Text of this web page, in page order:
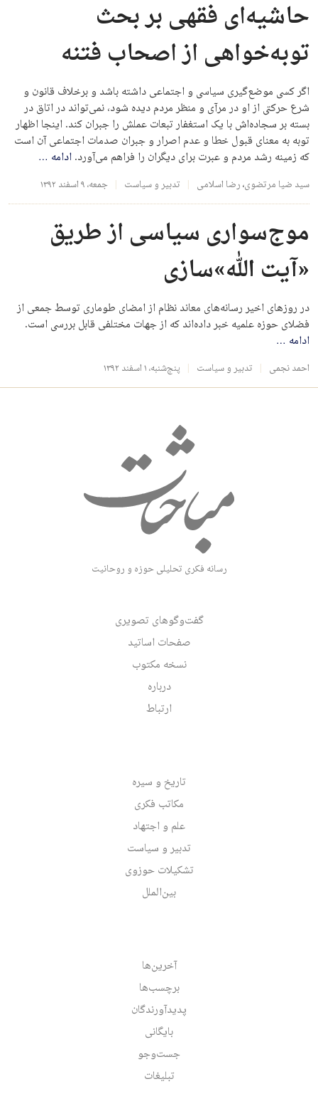
حاشیه‌ای فقهی بر بحث
توبه‌خواهی از اصحاب فتنه
اگر کسی موضع‌گیری سیاسی و اجتماعی داشته باشد و برخلاف قانون و
شرع حرکتی از او در مرآی و منظر مردم دیده شود، نمی‌تواند در اتاق در
بسته بر سجاده‌اش با یک استغفار تبعات عملش را جبران کند. اینجا اظهار
توبه به معنای قبول خطا و عدم اصرار و جبران صدمات اجتماعی آن است
که زمینه رشد مردم و عبرت برای دیگران را فراهم می‌آورد.ادامه …
سید ضیا مرتضوی،رضا اسلامی تدبیر و سیاست جمعه، ۹ اسفند ۱۳۹۲
موج‌سواری سیاسی از طریق
«آیت الله»سازی
در روزهای اخیر رسانه‌های معاند نظام از امضای طوماری توسط جمعی از
فضلای حوزه علمیه خبر داده‌اند که از جهات مختلفی قابل بررسی است.
ادامه …
احمد نجمی تدبیر و سیاست پنج‌شنبه، ۱ اسفند ۱۳۹۲
رسانه فکری تحلیلی حوزه و روحانیت
گفت‌وگوهای تصویری
صفحات اساتید
نسخه مکتوب
درباره
ارتباط
تاریخ و سیره
مکاتب فکری
علم و اجتهاد
تدبیر و سیاست
تشکیلات حوزوی
بین‌الملل
آخرین‌ها
برچسب‌ها
پدیدآورندگان
بایگانی
جست‌وجو
تبلیغات